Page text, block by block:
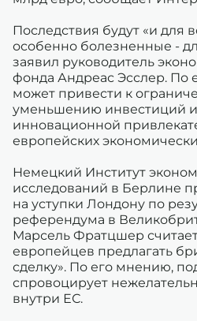
Последствия будут «и для
особенно болезненные -
заявил руководитель
фонда Андреас Эсслер. По
может привести к
уменьшению инвестиций
инновационной
европейских
Немецкий Институт
исследований в Берлине
на уступки Лондону по
референдума в
Марсель Фратцшер
европейцев предлагать
сделку». По его мнению,
спровоцирует
внутри ЕС.